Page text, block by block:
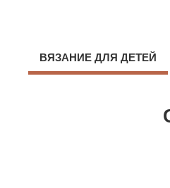
ВЯЗАНИЕ ДЛЯ ДЕТЕЙ